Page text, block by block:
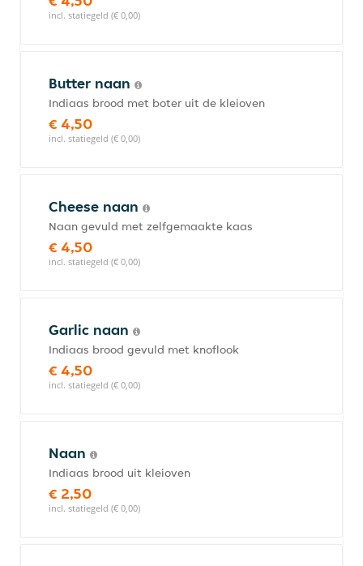
incl. statiegeld (€ 0,00)
Butter naan
Indiaas brood met boter uit de kleioven
€ 4,50
incl. statiegeld (€ 0,00)
Cheese naan
Naan gevuld met zelfgemaakte kaas
€ 4,50
incl. statiegeld (€ 0,00)
Garlic naan
Indiaas brood gevuld met knoflook
€ 4,50
incl. statiegeld (€ 0,00)
Naan
Indiaas brood uit kleioven
€ 2,50
incl. statiegeld (€ 0,00)